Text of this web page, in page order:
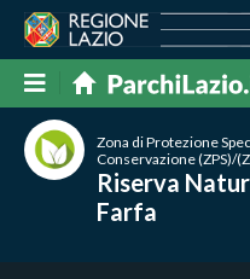
Zona di Protezione
Conservazione (ZPS)/
Riserva
Farfa